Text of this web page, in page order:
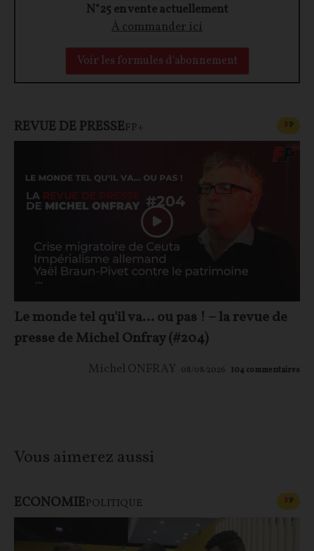
N°25 en vente actuellement
À commander ici
Voir les formules d'abonnement
REVUE DE PRESSEFP+ FP
Le monde tel qu'il va… ou pas ! – la revue de
presse de Michel Onfray (#204)
Michel ONFRAY 08/08/2026 104commentaires
Vous aimerez aussi
ECONOMIEPOLITIQUE FP